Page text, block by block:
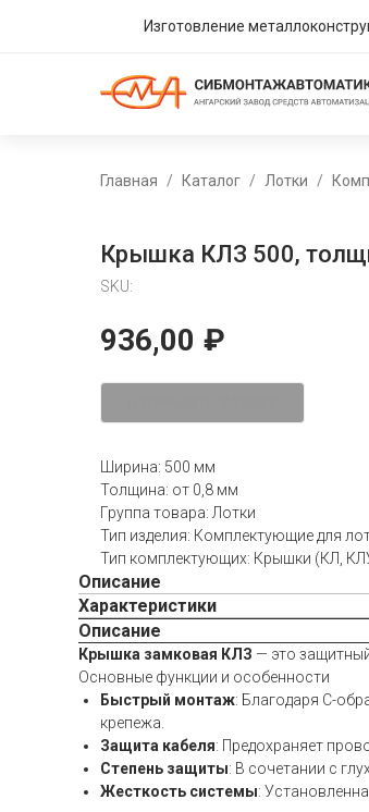
Изготовление
Главная Каталог Лотки
Крышка КЛЗ 500,
SKU:
936,00 ₽
Ширина: 500 мм
Толщина: от 0,8 мм
Группа товара: Лотки
Тип изделия: Комплектующие для
Тип комплектующих: Крышки (КЛ,
Описание
Характеристики
Описание
Крышка замковая КЛЗ — это
Основные функции и особенности
Быстрый монтаж: Благодаря С-
крепежа.
Защита кабеля: Предохраняет
Степень защиты: В сочетании с
Жесткость системы: